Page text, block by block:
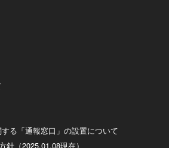
る「通報窓口」の設置について
針（2025.01.08現在）